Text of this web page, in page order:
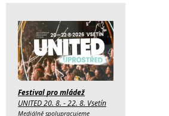
Festival pro mládež
UNITED 20. 8. - 22. 8. Vsetín
Mediálně spolupracujeme